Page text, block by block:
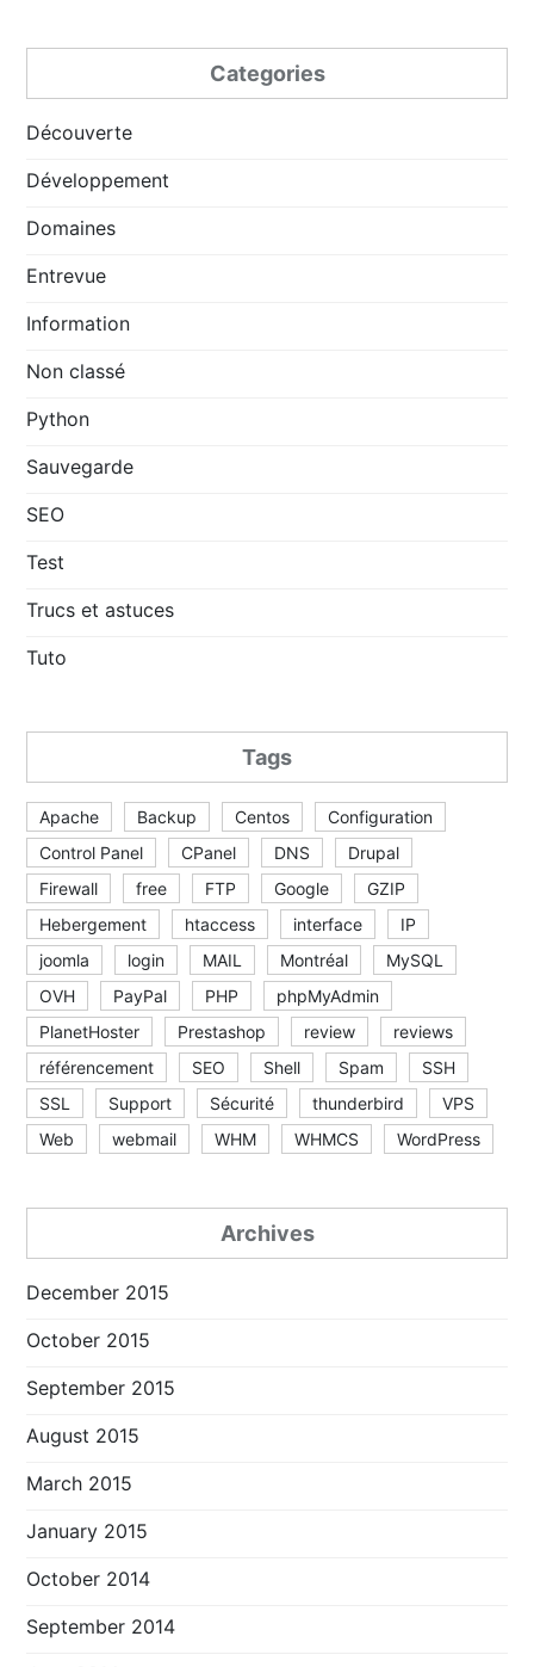
Categories
Découverte
Développement
Domaines
Entrevue
Information
Non classé
Python
Sauvegarde
SEO
Test
Trucs et astuces
Tuto
Tags
Apache Backup Centos
Configuration
Control Panel
CPanel DNS
Drupal
Firewall
free FTP Google
GZIP
Hebergement
htaccess interface
IP
joomla
login MAIL Montréal
MySQL
OVH
PayPal PHP
phpMyAdmin
PlanetHoster
Prestashop review
reviews
référencement
SEO Shell Spam
SSH
SSL
Support Sécurité thunderbird
VPS
Web
webmail WHM WHMCS WordPress
Archives
December 2015
October 2015
September 2015
August 2015
March 2015
January 2015
October 2014
September 2014